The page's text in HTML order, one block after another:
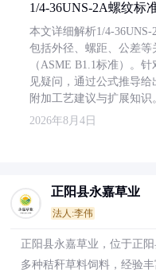
1/4-36UNS-2A螺纹标
本文详细解析1/4-
包括外径、螺距、公差
（ASME B1.1标准）。
见疑问，通过公式推导
附加工艺建议与扩展知识
2026年8月4日
正阳县永嘉草业
法人:李伟
正阳县永嘉草业，位于正
多种秸秆草料饲料，经验